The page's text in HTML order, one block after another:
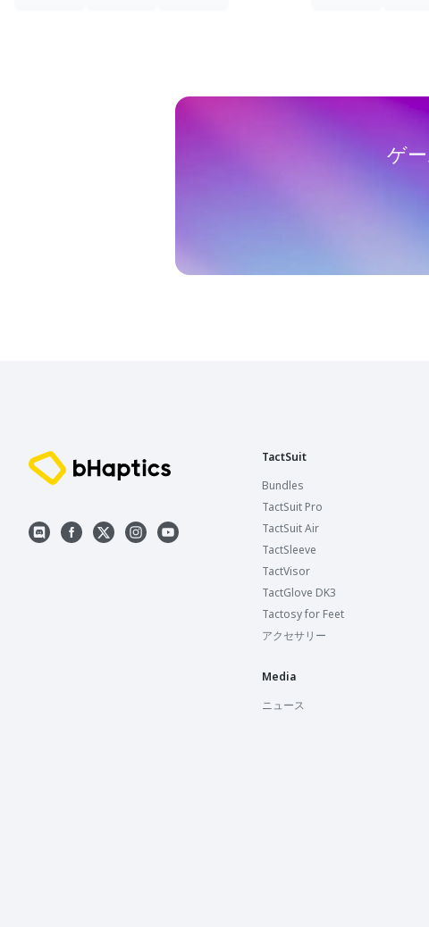
ゲ
TactSuit
Bundles
TactSuit Pro
TactSuit Air
TactSleeve
TactVisor
TactGlove DK3
Tactosy for Feet
アクセサリー
Media
ニュース